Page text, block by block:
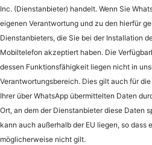
Inc. (Dienstanbieter) handelt. Wenn Sie
eigenen Verantwortung und zu den hierfür
Dienstanbieters, die Sie bei der Installation
Mobiltelefon akzeptiert haben. Die
dessen Funktionsfähigkeit liegen nicht in
Verantwortungsbereich. Dies gilt auch für
Ihrer über WhatsApp übermittelten Daten
Ort, an dem der Dienstanbieter diese Daten
kann auch außerhalb der EU liegen, so
möglicherweise nicht gilt.